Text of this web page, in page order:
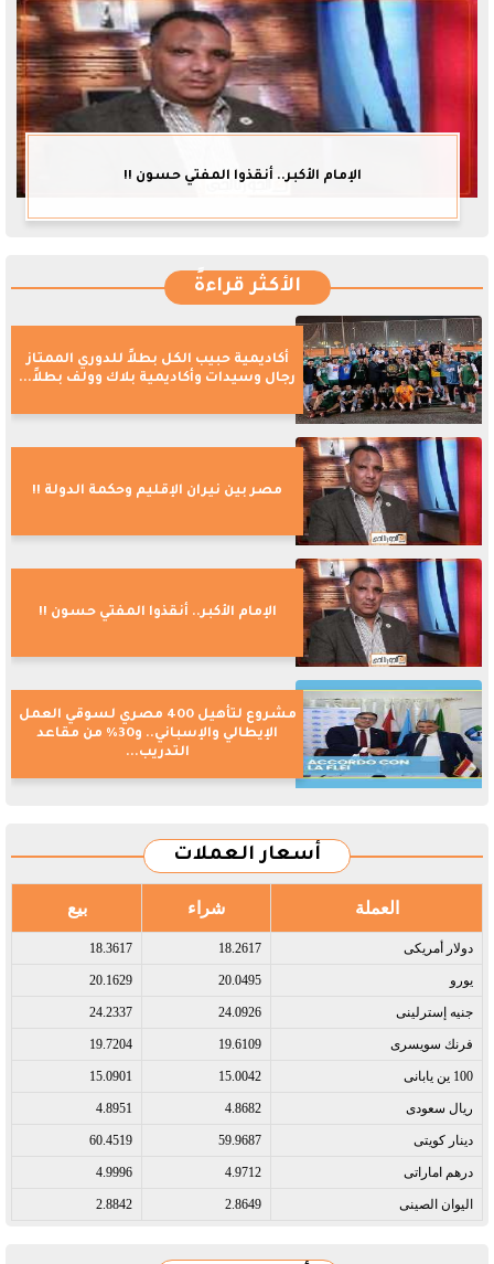
الإمام الأكبر.. أنقذوا المفتي حسون !!
الأكثر قراءةً
أكاديمية حبيب الكل بطلاً للدوري الممتاز
رجال وسيدات وأكاديمية بلاك وولف بطلاً...
مصر بين نيران الإقليم وحكمة الدولة !!
الإمام الأكبر.. أنقذوا المفتي حسون !!
مشروع لتأهيل 400 مصري لسوقي العمل
الإيطالي والإسباني.. و30% من مقاعد
التدريب...
أسعار العملات
العملة شراء بيع
دولار أمريكى​ 18.2617
18.3617
يورو​ 20.0495
20.1629
جنيه إسترلينى​ 24.0926
24.2337
فرنك سويسرى​ 19.6109
19.7204
100 ين يابانى​ 15.0042
15.0901
ريال سعودى​ 4.8682
4.8951
دينار كويتى​ 59.9687
60.4519
درهم اماراتى​ 4.9712
4.9996
اليوان الصينى​ 2.8649
2.8842